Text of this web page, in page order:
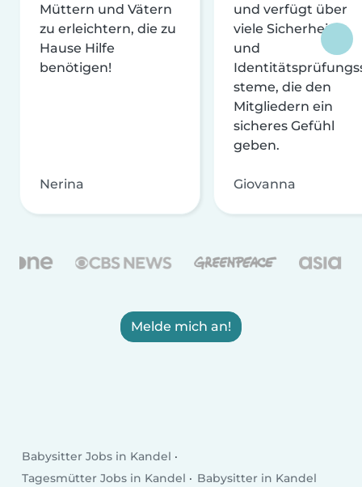
Müttern und Vätern
zu erleichtern, die zu
Hause Hilfe
benötigen!
Nerina
und verfügt über
viele Sicherheits-
und
steme, die den
Mitgliedern ein
sicheres Gefühl
geben.
Giovanna
Melde mich an!
Babysitter Jobs in Kandel
Tagesmütter Jobs in Kandel
Babysitter in Kandel